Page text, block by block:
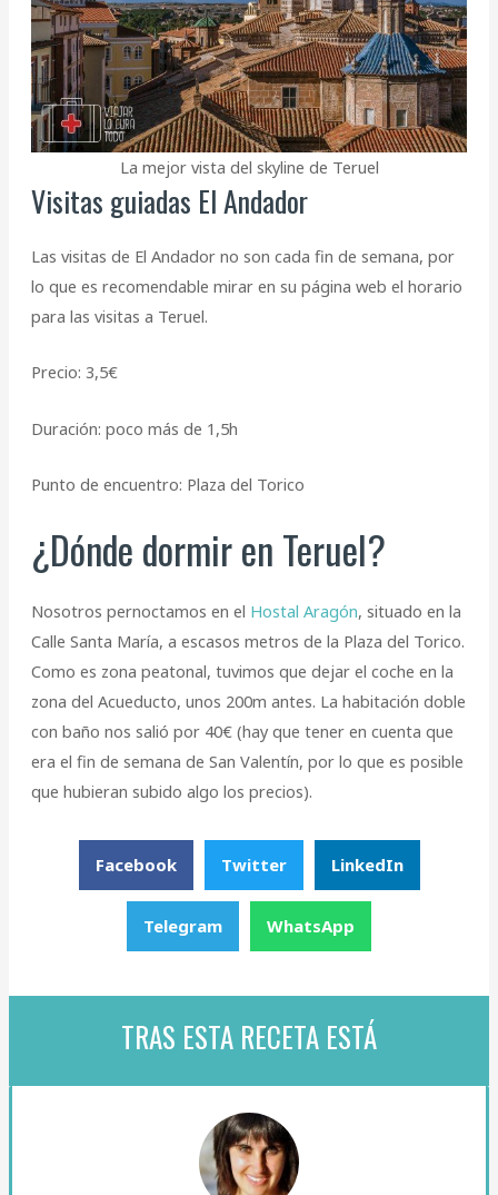
La mejor vista del skyline de Teruel
Visitas guiadas El Andador
Las visitas de El Andador no son cada fin de semana, por
lo que es recomendable mirar en su página web el horario
para las visitas a Teruel.
Precio: 3,5€
Duración: poco más de 1,5h
Punto de encuentro: Plaza del Torico
¿Dónde dormir en Teruel?
Nosotros pernoctamos en el Hostal Aragón, situado en la
Calle Santa María, a escasos metros de la Plaza del Torico.
Como es zona peatonal, tuvimos que dejar el coche en la
zona del Acueducto, unos 200m antes. La habitación doble
con baño nos salió por 40€ (hay que tener en cuenta que
era el fin de semana de San Valentín, por lo que es posible
que hubieran subido algo los precios).
Facebook Twitter LinkedIn
Telegram WhatsApp
TRAS ESTA RECETA ESTÁ